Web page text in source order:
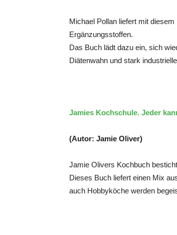
Michael Pollan liefert mit
Ergänzungsstoffen.
Das Buch lädt dazu ein, sich
Diätenwahn und stark
Jamies Kochschule. Jeder
(Autor: Jamie Oliver)
Jamie Olivers Kochbuch
Dieses Buch liefert einen Mix
auch Hobbyköche werden